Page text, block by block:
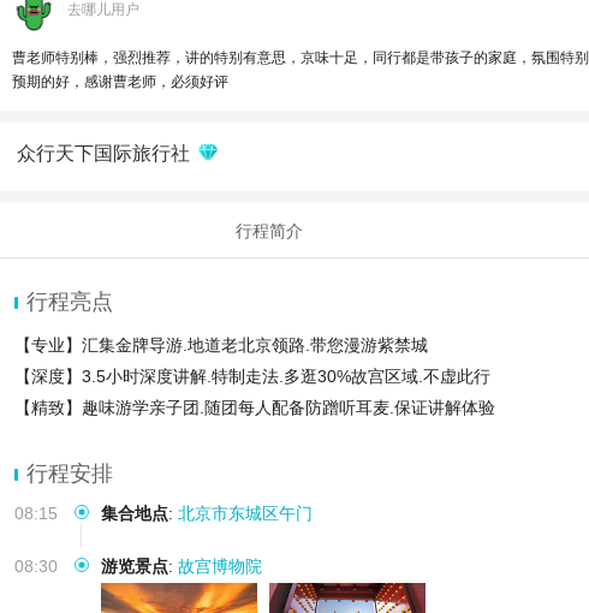
去哪儿用户
曹老师特别棒，强烈推荐，讲的特别有意思，京味十足，同行都是带孩子的家庭，氛围
预期的好，感谢曹老师，必须好评
众行天下国际旅行社
行程简介
行程亮点
【专业】汇集金牌导游.地道老北京领路.带您漫游紫禁城
【深度】3.5小时深度讲解.特制走法.多逛30%故宫区域.不虚此行
【精致】趣味游学亲子团.随团每人配备防蹭听耳麦.保证讲解体验
行程安排
08:15 集合地点: 北京市东城区午门
08:30 游览景点: 故宫博物院